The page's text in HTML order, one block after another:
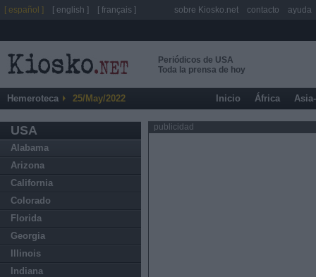
Periódicos de USA
Toda la prensa de hoy
Hemeroteca 25/May/2022 Inicio África
USA
Alabama
Arizona
California
Colorado
Florida
Georgia
Illinois
Indiana
publicidad
[ español ] [ english ] [ français ] sobre Kiosko.net contacto ayuda